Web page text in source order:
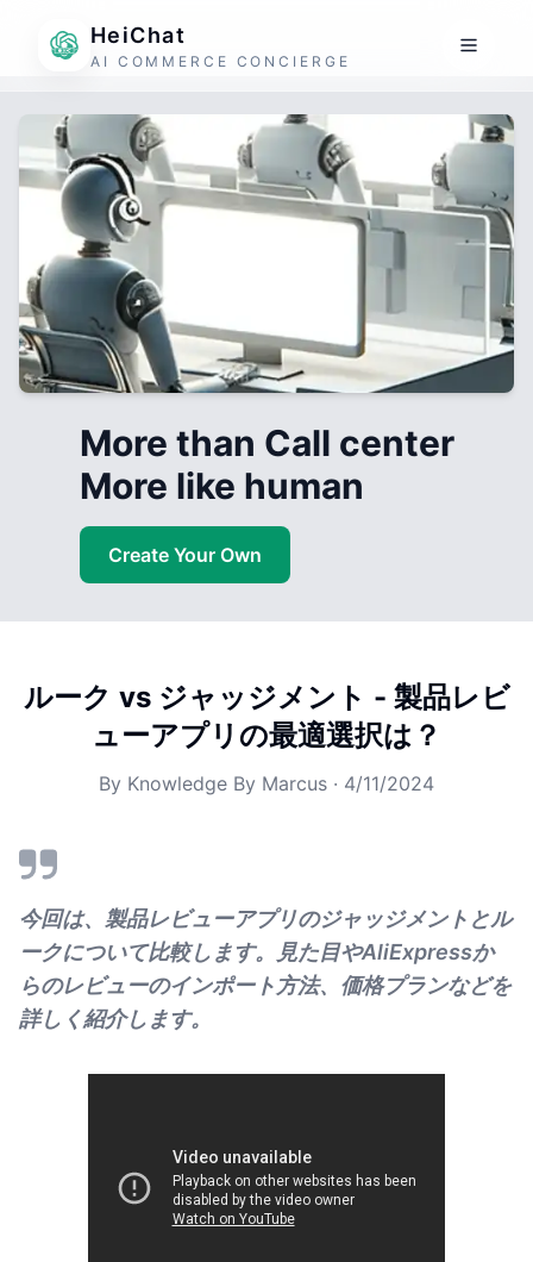
HeiChat
AI COMMERCE CONCIERGE
More than Call center
More like human
Create Your Own
ルーク vs ジャッジメント - 製品レビ
ューアプリの最適選択は？
By Knowledge By Marcus · 4/11/2024
今回は、製品レビューアプリのジャッジメントとル
ークについて比較します。見た目やAliExpressか
らのレビューのインポート方法、価格プランなどを
詳しく紹介します。